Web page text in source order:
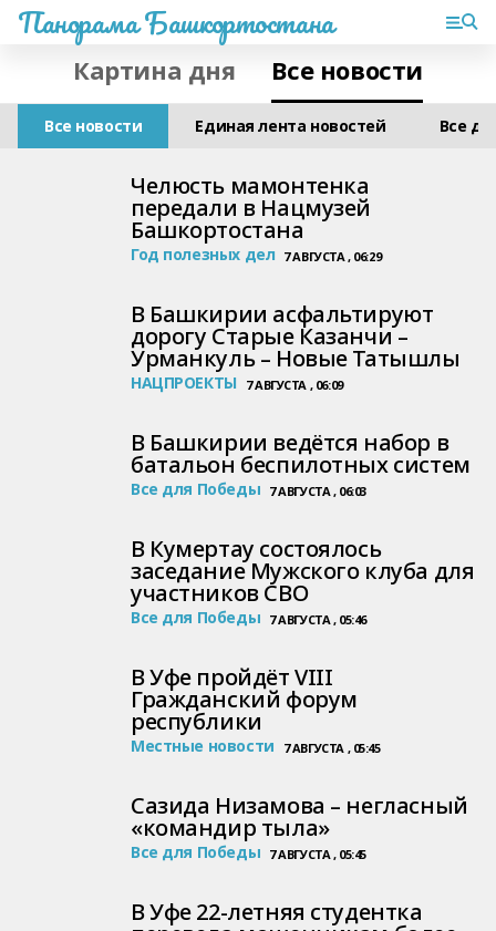
Панорама Башкортостана
Картина дня Все новости
Все новости Единая лента новостей Все
Челюсть мамонтенка
передали в Нацмузей
Башкортостана
Год полезных дел 7 АВГУСТА , 06:29
В Башкирии асфальтируют
дорогу Старые Казанчи –
Урманкуль – Новые Татышлы
НАЦПРОЕКТЫ 7 АВГУСТА , 06:09
В Башкирии ведётся набор в
батальон беспилотных систем
Все для Победы 7 АВГУСТА , 06:03
В Кумертау состоялось
заседание Мужского клуба для
участников СВО
Все для Победы 7 АВГУСТА , 05:46
В Уфе пройдёт VIII
Гражданский форум
республики
Местные новости 7 АВГУСТА , 05:45
Сазида Низамова – негласный
«командир тыла»
Все для Победы 7 АВГУСТА , 05:45
В Уфе 22-летняя студентка